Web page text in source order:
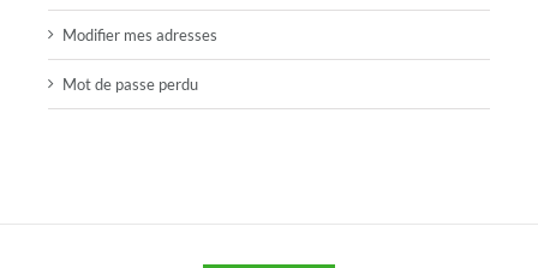
Modifier mes adresses
Mot de passe perdu